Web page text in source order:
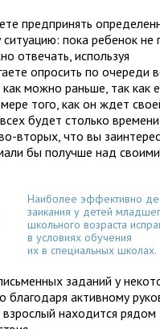
предпринять
пока ребенок не
отвечать, используя
опросить по очереди
можно раньше, так как
того, как он ждет
будет столько
вторых, что вы
бы получше над своими
Наиболее эффективно
заикания у детей
школьного возраста
в условиях обучения
их в специальных школах.
заданий у
благодаря активному
находится рядом